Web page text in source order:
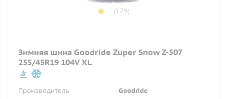
(179)
Зимняя шина Goodride Zuper Snow Z-507
255/45R19 104V XL
Производитель
Goodride